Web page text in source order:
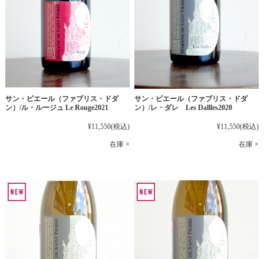
サン・ピエール（ファブリス・ドダ
ン）/ル・ルージュ Le Rouge2021
¥11,550(税込)
在庫 ×
サン・ピエール（ファブリス・ドダ
ン）/レ・ダレ Les Dallles2020
¥11,550(税込)
在庫 ×